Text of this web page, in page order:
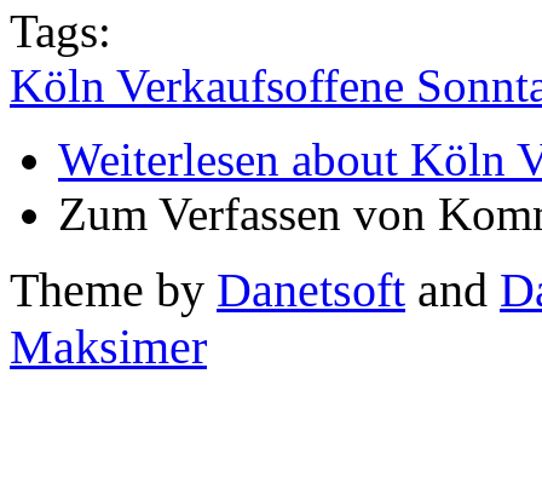
Tags:
Köln Verkaufsoffene
Weiterlesen about Köln
Zum Verfassen von
Theme by Danetsoft and
Maksimer